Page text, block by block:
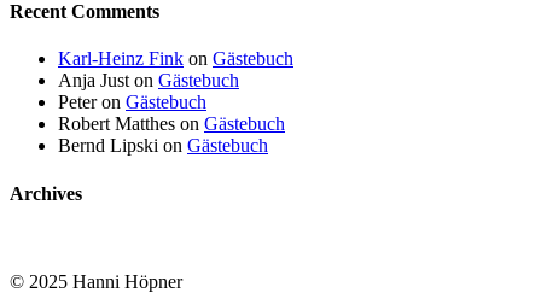
Recent Comments
Karl-Heinz Fink on Gästebuch
Anja Just on Gästebuch
Peteron Gästebuch
Robert Matthes on Gästebuch
Bernd Lipski on Gästebuch
Archives
© 2025 Hanni Höpner